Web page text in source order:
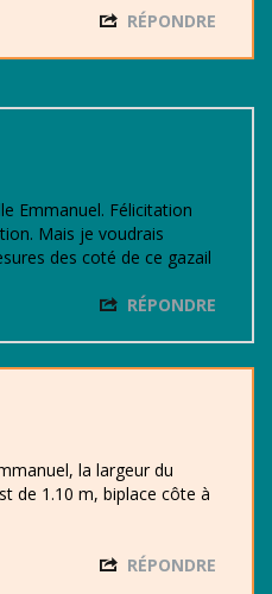
RÉPONDRE
Emmanuel. Félicitation
Mais je voudrais
des coté de ce gazail
RÉPONDRE
la largeur du
de 1.10 m, biplace côte à
RÉPONDRE